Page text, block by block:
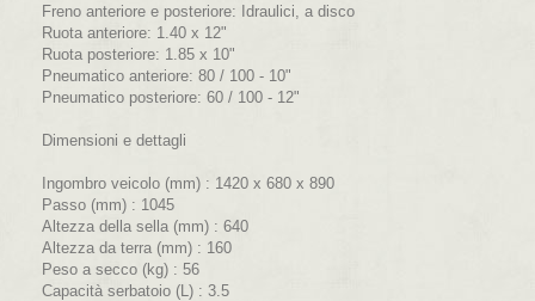
Freno anteriore e posteriore: Idraulici, a disco
Ruota anteriore: 1.40 x 12"
Ruota posteriore: 1.85 x 10"
Pneumatico anteriore: 80 / 100 - 10"
Pneumatico posteriore: 60 / 100 - 12"
Dimensioni e dettagli
Ingombro veicolo (mm) : 1420 x 680 x 890
Passo (mm) : 1045
Altezza della sella (mm) : 640
Altezza da terra (mm) : 160
Peso a secco (kg) : 56
Capacità serbatoio (L) : 3.5